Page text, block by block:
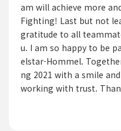
am will achieve more
Fighting! Last but not
gratitude to all
u. I am so happy to be
elstar-Hommel.
ng 2021 with a smile
working with trust.